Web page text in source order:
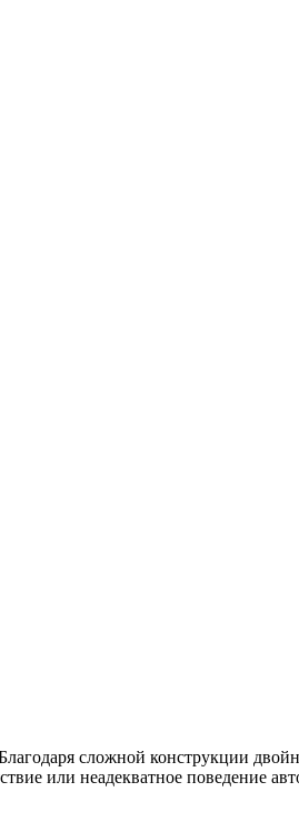
сложной конструкции
или неадекватное поведение